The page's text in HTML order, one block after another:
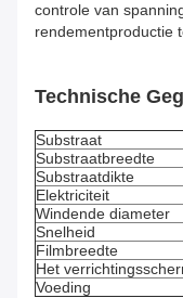
controle van
rendementproductie
Technische
Substraat
Substraatbreedte
Substraatdikte
Elektriciteit
Windende diameter
Snelheid
Filmbreedte
Het
Voeding